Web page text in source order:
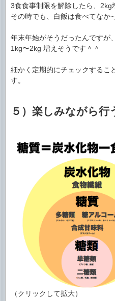
3食食事制限を解除したら、2kg
その時でも、白飯は食べてなか
年末年始がそうだったんですが
1kg〜2kg 増えそうです＾＾
細かく定期的にチェックするこ
す。
５）楽しみながら行
（クリックして拡大）